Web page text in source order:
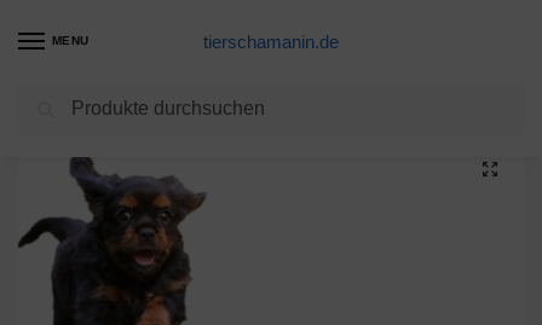
MENU tierschamanin.de
Futternapf Produkte / Katzenfressnapf Set mit Unterlage aus Silikon Hundenapf Katzennapf rutschfest für Kleine Hunde und Katzen 2X 400 ml Edelstahlschüsseln Fressnapf Futternapf Katzenzubehör Hundezubehör Schwarz